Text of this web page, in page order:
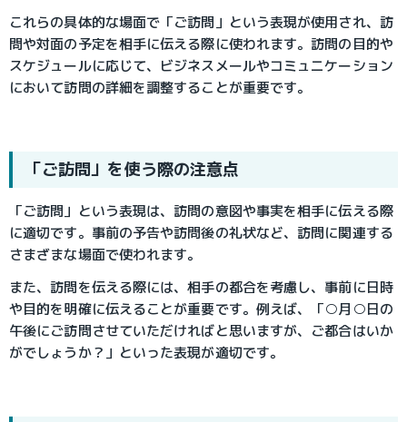
これらの具体的な場面で「ご訪問」という表現が使用され、訪
問や対面の予定を相手に伝える際に使われます。訪問の目的や
スケジュールに応じて、ビジネスメールやコミュニケーション
において訪問の詳細を調整することが重要です。
「ご訪問」を使う際の注意点
「ご訪問」という表現は、訪問の意図や事実を相手に伝える際
に適切です。事前の予告や訪問後の礼状など、訪問に関連する
さまざまな場面で使われます。
また、訪問を伝える際には、相手の都合を考慮し、事前に日時
や目的を明確に伝えることが重要です。例えば、「○月○日の
午後にご訪問させていただければと思いますが、ご都合はいか
がでしょうか？」といった表現が適切です。